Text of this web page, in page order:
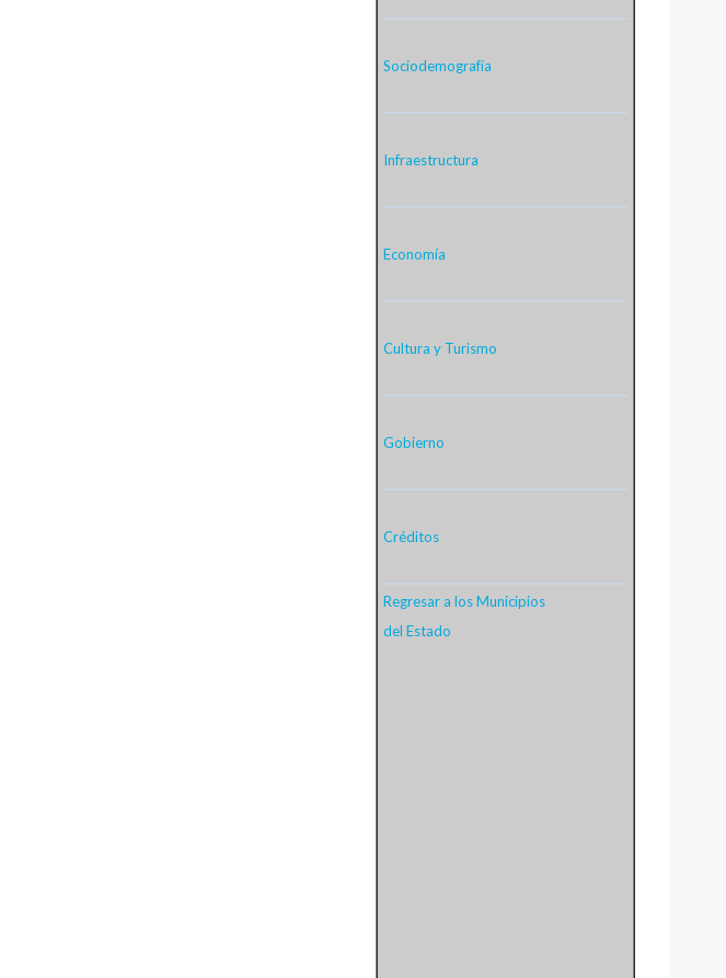
Sociodemografía
Infraestructura
Economía
Cultura y Turismo
Gobierno
Créditos
Regresar a los Municipios
del Estado